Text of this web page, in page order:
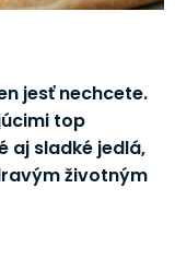
jesť nechcete.
top
aj sladké jedlá,
životným